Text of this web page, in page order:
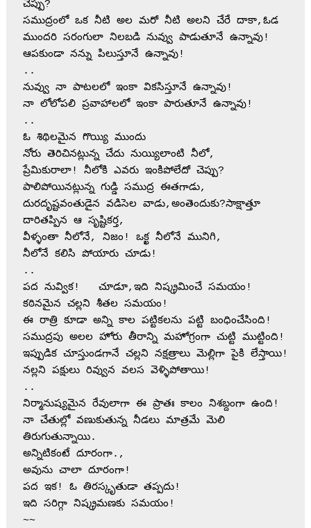
చెప్పు?
సముద్రంలో ఒక నీటి అల మరో నీటి అలని చేరే దాకా,ఓడ
ముందరి సరంగులా నిలబడి నువ్వు పాడుతూనే ఉన్నావు!
ఆపకుండా నన్ను పిలుస్తూనే ఉన్నావు!
..
నువ్వు నా పాటలలో ఇంకా వికసిస్తూనే ఉన్నావు!
నా లోలోపలి ప్రవాహాలలో ఇంకా పారుతూనే ఉన్నావు!
..
ఓ శిథిలమైన గొయ్యి ముందు
నోరు తెరిచినట్లున్న చేదు నుయ్యిలాంటి నీలో,
పాలిపోయినట్లున్న గుడ్డి సముద్ర ఈతగాడు,
దురదృష్టవంతుడైన వడిసెల వాడు,అంతెందుకు?సాక్షాత్తూ
దారితప్పిన ఆ సృష్టికర్త,
వీళ్ళంతా నీలోనే, నిజం! ఒక్ఖ నీలోనే మునిగి,
నీలోనే కలిసి పోయారు చూడు!
..
పద నువ్విక!   చూడూ,ఇది నిష్క్రమించే సమయం!
కఠినమైన చల్లని శీతల సమయం!
ఈ రాత్రి కూడా అన్ని కాల పట్టికలను పట్టి బంధించేసింది!
సముద్రపు అలల హోరు తీరాన్ని మహోగ్రంగా చుట్టి ముట్టింది!
ఇప్పుడిక చూస్తుండగానే చల్లని నక్షత్రాలు మెల్లిగా పైకి లేస్తాయి!
నల్లని పక్షులు రివ్వున వలస వెళ్ళిపోతాయి!
..
నిర్మానుష్యమైన రేవులాగా ఈ ప్రాతః కాలం నిశబ్దంగా ఉంది!
నా చేతుల్లో వణుకుతున్న నీడలు మాత్రమే మెలి
తిరుగుతున్నాయి.
అన్నిటికంటే దూరంగా.,
అవును చాలా దూరంగా!
పద ఇక! ఓ తిరస్కృతుడా తప్పదు!
ఇది సరిగ్గా నిష్క్రమణకు సమయం!
~~